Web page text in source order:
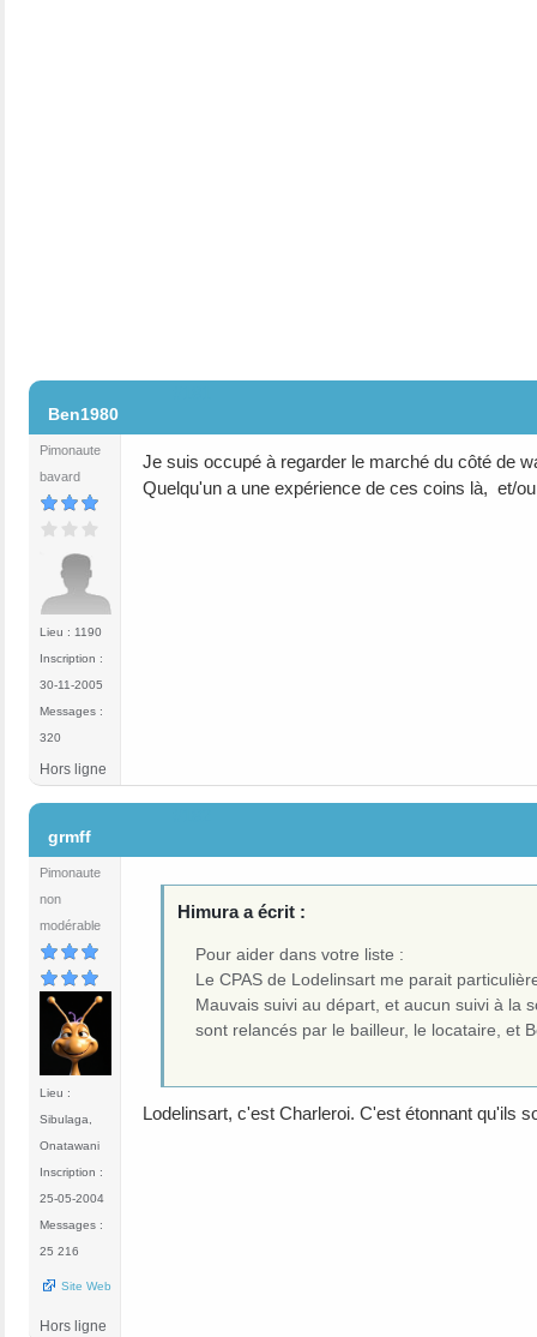
Ben1980
Pimonaute
bavard
Lieu : 1190
Inscription :
30-11-2005
Messages :
320
Je suis occupé à regarder le marché du côté de
Quelqu'un a une expérience de ces coins là, et/
Hors ligne
grmff
Pimonaute
non
modérable
Lieu :
Sibulaga,
Onatawani
Inscription :
25-05-2004
Messages :
25 216
Site Web
Himura a écrit :
Pour aider dans votre liste :
Le CPAS de Lodelinsart me parait
Mauvais suivi au départ, et aucun suivi à la
sont relancés par le bailleur, le locataire, et
Lodelinsart, c'est Charleroi. C'est étonnant qu'ils
Hors ligne